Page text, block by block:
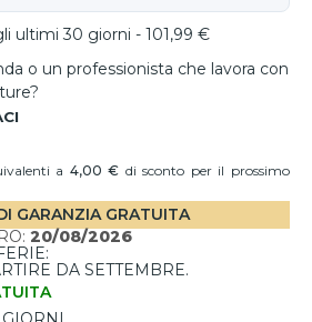
ultimi 30 giorni - 101,99 €
o un professionista che lavora con
a 4,00 € di sconto per il prossimo
GARANZIA GRATUITA
20/08/2026
DA SETTEMBRE.